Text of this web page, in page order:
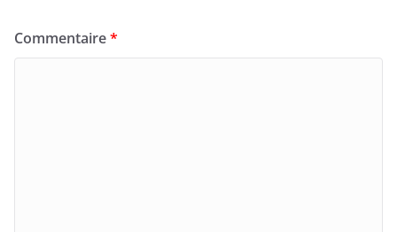
Commentaire*